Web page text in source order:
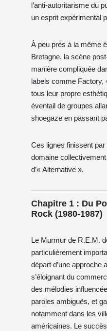
l’anti-autoritarisme du
un esprit expérimental
À peu près à la même
Bretagne, la scène
manière compliquée
labels comme Factory,
tous leur propre
éventail de groupes
shoegaze en passant
Ces lignes finissent
domaine
d’« Alternative ».
Chapitre 1 : Du
Rock (1980-1987)
Le Murmur de R.E.M.
particulièrement
départ d’une approche
s’éloignant du
des mélodies
paroles ambiguës, et
notamment dans les
américaines. Le